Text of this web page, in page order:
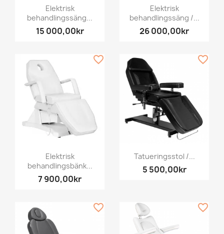
Elektrisk
behandlingssäng...
15 000,00kr
Elektrisk
behandlingssäng /...
26 000,00kr
Elektrisk
behandlingsbänk...
7 900,00kr
favorite_border
Tatueringsstol /...
5 500,00kr
favorite_border
favorite_border favorite_border